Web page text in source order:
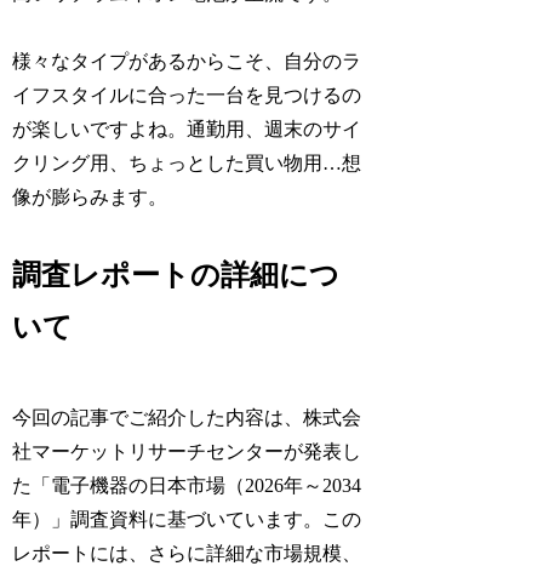
様々なタイプがあるからこそ、自分のラ
イフスタイルに合った一台を見つけるの
が楽しいですよね。通勤用、週末のサイ
クリング用、ちょっとした買い物用…想
像が膨らみます。
調査レポートの詳細につ
いて
今回の記事でご紹介した内容は、株式会
社マーケットリサーチセンターが発表し
た「電子機器の日本市場（2026年～2034
年）」調査資料に基づいています。この
レポートには、さらに詳細な市場規模、